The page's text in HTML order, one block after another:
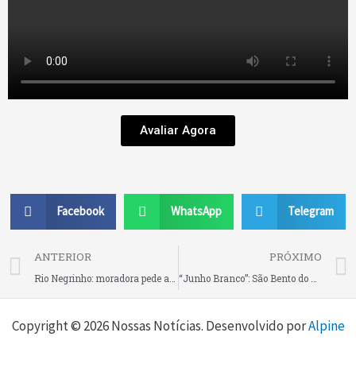
Avaliar Agora
Facebook WhatsApp Telegram
Prev
ANTERIOR PRÓXIMO
Copyright © 2026 Nossas Notícias. Desenvolvido porAlpine